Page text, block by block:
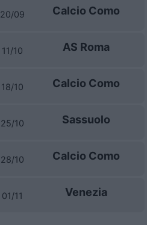
20/09 Calcio Como
11/10 AS Roma
18/10 Calcio Como
25/10 Sassuolo
28/10 Calcio Como
01/11 Venezia